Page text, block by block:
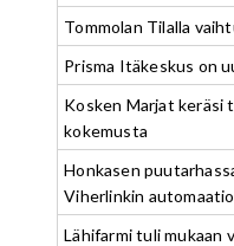
Tommolan Tilalla
Prisma Itäkeskus on
Kosken Marjat keräsi
kokemusta
Honkasen
Viherlinkin
Lähifarmi tuli mukaan